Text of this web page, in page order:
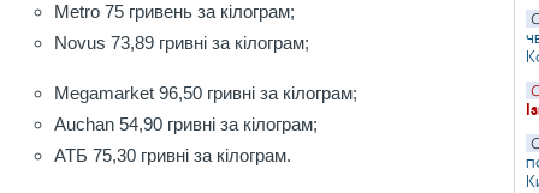
Metro 75 гривень за кілограм;
Novus 73,89 гривні за кілограм;
Megamarket 96,50 гривні за кілограм;
Auchan 54,90 гривні за кілограм;
АТБ 75,30 гривні за кілограм.